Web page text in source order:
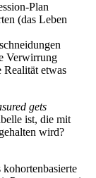
Plan
(das Leben
Verwirrung
etwas
gets
ist, die mit
wird?
kohortenbasierte